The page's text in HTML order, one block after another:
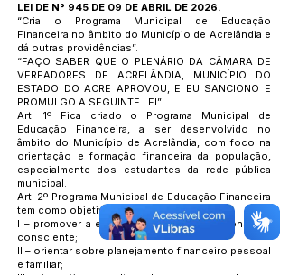
LEI DE N° 945 DE 09 DE ABRIL DE 2026.
“Cria o Programa Municipal de Educação
Financeira no âmbito do Município de Acrelândia e
dá outras providências”.
“FAÇO SABER QUE O PLENÁRIO DA CÂMARA DE
VEREADORES DE ACRELÂNDIA, MUNICÍPIO DO
ESTADO DO ACRE APROVOU, E EU SANCIONO E
PROMULGO A SEGUINTE LEI”.
Art. 1º Fica criado o Programa Municipal de
Educação Financeira, a ser desenvolvido no
âmbito do Município de Acrelândia, com foco na
orientação e formação financeira da população,
especialmente dos estudantes da rede pública
municipal.
Art. 2º Programa Municipal de Educação Financeira
tem como objetivos:
I – promover a educação financeira e o consumo
consciente;
II – orientar sobre planejamento financeiro pessoal
e familiar;